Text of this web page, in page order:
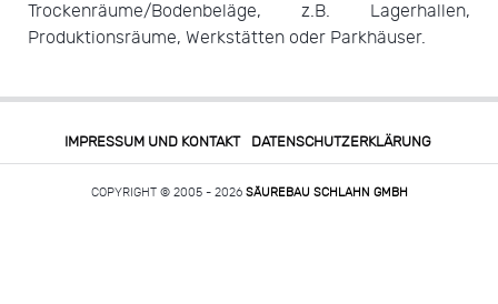
Trockenräume/Bodenbeläge, z.B. Lagerhallen,
Produktionsräume, Werkstätten oder Parkhäuser.
IMPRESSUM UND KONTAKT DATENSCHUTZERKLÄRUNG
COPYRIGHT © 2005 - 2026 SÄUREBAU SCHLAHN GMBH